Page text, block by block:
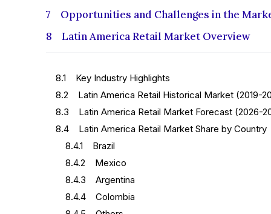
7 Opportunities and Challenges in the
8 Latin America Retail Market Overview
8.1 Key Industry Highlights
8.2 Latin America Retail Historical Market (2019-
8.3 Latin America Retail Market Forecast (2026-
8.4 Latin America Retail Market Share by Country
8.4.1 Brazil
8.4.2 Mexico
8.4.3 Argentina
8.4.4 Colombia